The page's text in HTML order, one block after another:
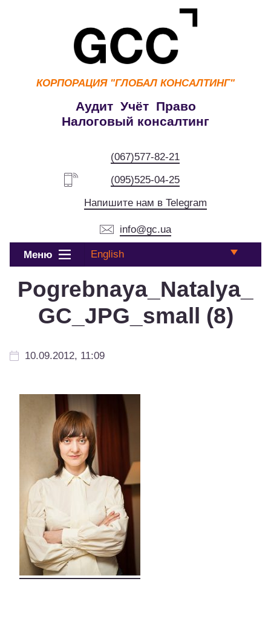
КОРПОРАЦИЯ "ГЛОБАЛ КОНСАЛТИНГ"
Аудит Учёт Право
Налоговый консалтинг
(067)577-82-21
(095)525-04-25
Напишите нам в Telegram
info@gc.ua
Меню English
Pogrebnaya_Natalya_
GC_JPG_small (8)
10.09.2012, 11:09